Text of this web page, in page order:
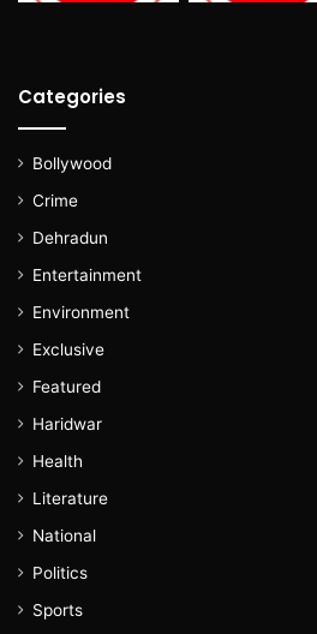
Categories
Bollywood
Crime
Dehradun
Entertainment
Environment
Exclusive
Featured
Haridwar
Health
Literature
National
Politics
Sports